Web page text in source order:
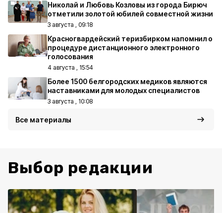
Николай и Любовь Козловы из города Бирюч
отметили золотой юбилей совместной жизни
3 августа , 09:18
Красногвардейский теризбирком напомнил о
процедуре дистанционного электронного
голосования
4 августа , 15:54
Более 1500 белгородских медиков являются
наставниками для молодых специалистов
3 августа , 10:08
Все материалы
Выбор редакции